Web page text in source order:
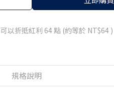
以折抵紅利 64點 (約等於 NT$64 )
規格說明